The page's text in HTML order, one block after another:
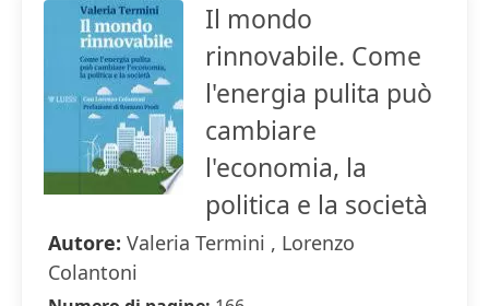
Il mondo
rinnovabile. Come
l'energia pulita può
cambiare
l'economia, la
politica e la società
Autore: Valeria Termini , Lorenzo
Colantoni